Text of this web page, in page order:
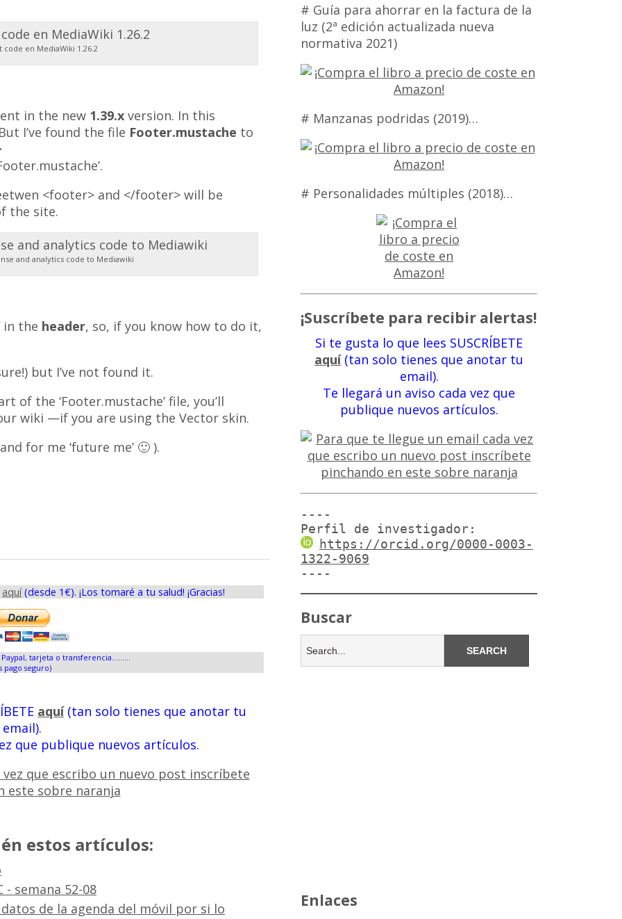
code en MediaWiki 1.26.2
in the new 1.39.x version. In this
I’ve found the file Footer.mustache to
<footer> and </footer> will be
the site.
and analytics code to Mediawiki
in the header, so, if you know how to do it,
but I’ve not found it.
of the ‘Footer.mustache’ file, you’ll
wiki —if you are using the Vector skin.
for me ‘future me’ 🙂 ).
aquí(desde 1€). ¡Los tomaré a tu salud! ¡Gracias!
tarjeta o transferencia.........
pago seguro)
aquí(tan solo tienes que anotar tu
email).
que publique nuevos artículos.
estos artículos:
semana 52-08
de la agenda del móvil por si lo
# Guía para ahorrar en la factura de la
luz (2ª edición actualizada nueva
normativa 2021)
# Manzanas podridas (2019)…
# Personalidades múltiples (2018)…
¡Suscríbete para recibir alertas!
Si te gusta lo que lees SUSCRÍBETE
aquí(tan solo tienes que anotar tu
email).
Te llegará un aviso cada vez que
publique nuevos artículos.
----
Perfil de investigador:
https://orcid.org/0000-0003-
1322-9069
----
Buscar
Enlaces